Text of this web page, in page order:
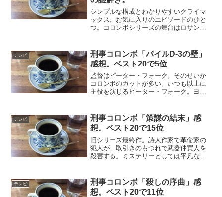
シンプルな構成とわかりやすいクライマ
ックス。お気に入りのエピソードのひと
つ。コロンボシリーズの舞台はロサンゼ
犯人はフットボールチームの雇われ重
役。実権を自分のものにしよ...
テレビ
刑事コロンボ「パイルD-3の壁」
感想。ベスト20で5位
監督はピーター・フォーク。そのせいか
コロンボのカットが多い。いつも以上に
主役を演じるピーター・フォーク。ヨレ
な建築家。トラブルから出資者の実業家
を殺害する。出資の継続の...
テレビ
刑事コロンボ「策謀の結末」感
想。ベスト20で15位
旧シリーズ最終作。詩人作家で革命家の
犯人が、取引きのもつれで武器仲買人を
殺害する。ミステリーとしては平凡なエ
ラマとしてはなかなか面白い。背景に北
アイルランドのテロの問題...
テレビ
刑事コロンボ「殺しの序曲」感
想。ベスト20で11位